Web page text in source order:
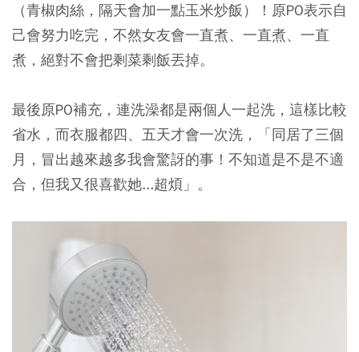
（青椒肉絲，隔天會加一點玉米炒飯）！原PO表示自
己會努力吃完，不然女友會一直煮、一直煮、一直
煮，絕對不會把剩菜剩飯丟掉。
最後原PO補充，連洗澡都是兩個人一起洗，這樣比較
省水，而衣服都四、五天才會一次洗，「同居了三個
月，冒出越來越多我會驚訝的事！不知道是不是不適
合，但我又很喜歡她...超煩」。